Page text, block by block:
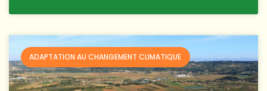
ADAPTATION AU CHANGEMENT CLIMATIQUE